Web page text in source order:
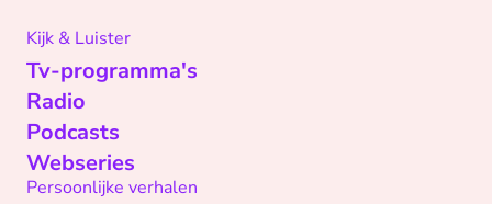
Kijk & Luister
Tv-programma's
Radio
Podcasts
Webseries
Persoonlijke verhalen